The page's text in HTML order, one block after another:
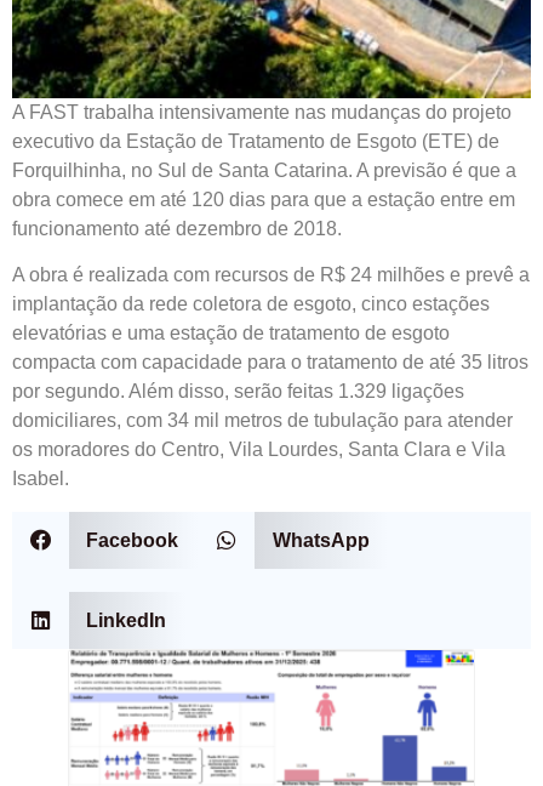
A FAST trabalha intensivamente nas mudanças do projeto
executivo da Estação de Tratamento de Esgoto (ETE) de
Forquilhinha, no Sul de Santa Catarina. A previsão é que a
obra comece em até 120 dias para que a estação entre em
funcionamento até dezembro de 2018.
A obra é realizada com recursos de R$ 24 milhões e prevê a
implantação da rede coletora de esgoto, cinco estações
elevatórias e uma estação de tratamento de esgoto
compacta com capacidade para o tratamento de até 35 litros
por segundo. Além disso, serão feitas 1.329 ligações
domiciliares, com 34 mil metros de tubulação para atender
os moradores do Centro, Vila Lourdes, Santa Clara e Vila
Isabel.
Facebook WhatsApp
LinkedIn